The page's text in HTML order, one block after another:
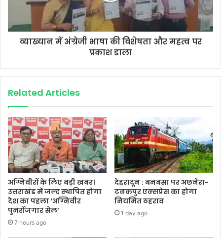
व्याख्यान में अंग्रेजी भाषा की विशेषता और महत्व पर
प्रकाश डाला
Related Articles
अग्निवीरों के लिए बड़ी खबर।
उत्तराखंड में जल्द स्थापित होगा
देश का पहला ‘अग्निवीर
पुनर्रोजगार सेल’
7 hours ago
देहरादून : बनबसा पर अछनेरा-
टनकपुर एक्सप्रेस का होगा
नियमित ठहराव
1 day ago